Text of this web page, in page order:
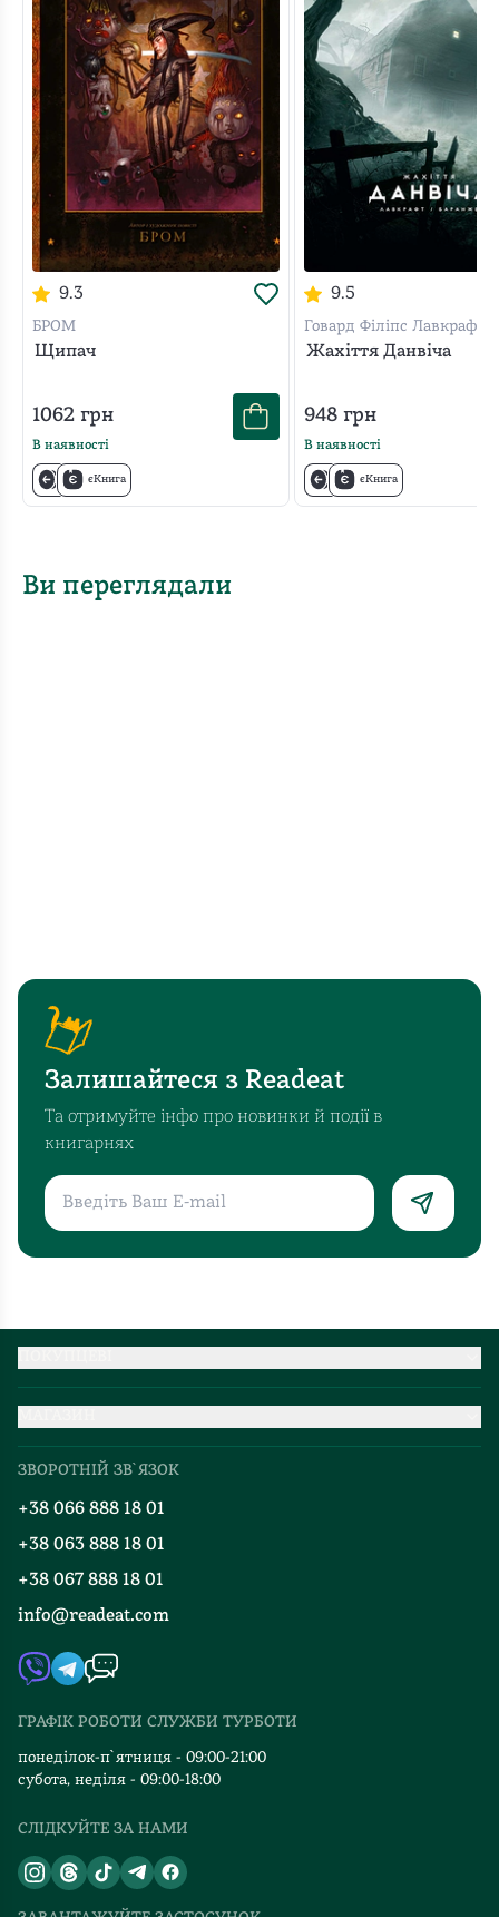
9.3
БРОМ
Щипач
1062 грн
В наявності
єКнига
9.5
Говард Філіпс Лавкрафт
Жахіття Данвіча
948грн
В наявності
єКнига
Ви переглядали
Залишайтеся з Readeat
Та отримуйте інфо про новинки й події в
книгарнях
Добірки
Блог
Події
Книгарні
Контакти
Автори
Видавництва
Відгуки та оцінка RDT
ЗВОРОТНІЙ ЗВ`ЯЗОК
+38 066 888 18 01
+38 063 888 18 01
+38 067 888 18 01
info@readeat.com
ГРАФІК РОБОТИ СЛУЖБИ ТУРБОТИ
понеділок-п`ятниця - 09:00-21:00
субота, неділя - 09:00-18:00
СЛІДКУЙТЕ ЗА НАМИ